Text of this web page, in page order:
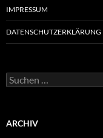
IMPRESSUM
DATENSCHUTZERKLÄRUNG
Suchen
nach:
ARCHIV